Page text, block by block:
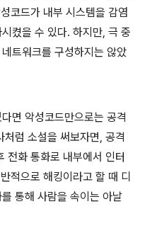
코드가 내부 시스템을 감염
켰을 수 있다. 하지만, 극 중
트워크를 구성하지는 않았
면 악성코드만으로는 공격
럼 소설을 써보자면, 공격
전화 통화로 내부에서 인터
적으로 해킹이라고 할 때 디
통해 사람을 속이는 아날